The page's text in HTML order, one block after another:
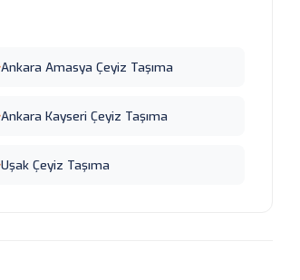
Ankara Amasya Çeyiz Taşıma
Ankara Kayseri Çeyiz Taşıma
Uşak Çeyiz Taşıma